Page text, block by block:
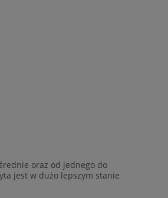
oraz od jednego do
jest w dużo lepszym stanie